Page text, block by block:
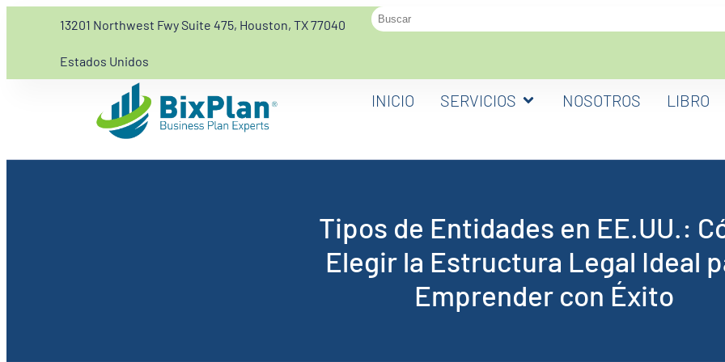
13201 Northwest Fwy Suite 475, Houston, TX 77040
Estados Unidos
INICIO SERVICIOS NOSOTROS LIBRO
Tipos de Entidades en EE.UU.:
Elegir la Estructura Legal Ideal
Emprender con Éxito